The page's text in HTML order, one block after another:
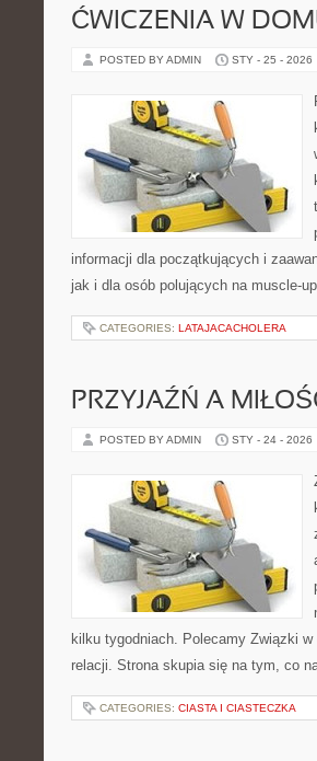
ĆWICZENIA W
POSTED BY ADMIN STY - 25 - 2026
informacji dla początkujących i
jak i dla osób polujących na muscle-
CATEGORIES: LATAJACACHOLERA
PRZYJAŹŃ A
POSTED BY ADMIN STY - 24 - 2026
kilku tygodniach. Polecamy Związki
relacji. Strona skupia się na tym, co
CATEGORIES: CIASTA I CIASTECZKA